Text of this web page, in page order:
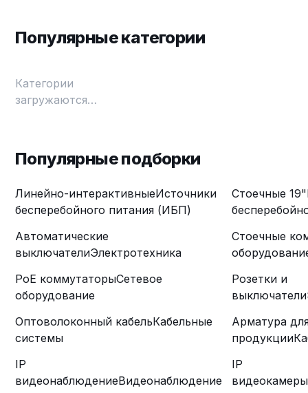
Популярные категории
Категории
загружаются…
Популярные подборки
Линейно-интерактивныеИсточники
бесперебойного питания (ИБП)
Стоечные 19"
Автоматические
выключателиЭлектротехника
Стоечные
PoE коммутаторыСетевое
оборудование
Розетки и
выключатели
Оптоволоконный кабельКабельные
системы
Арматура
продукции
IP
видеонаблюдениеВидеонаблюдение
IP
видеокамеры